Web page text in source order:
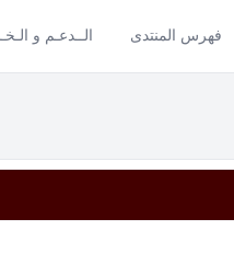
فهرس المنتدى الــدعـم و